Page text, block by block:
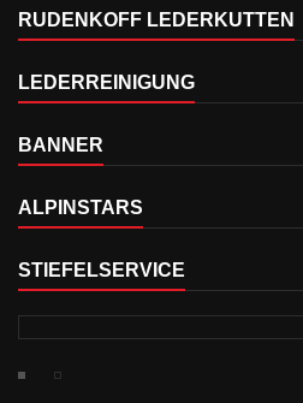
RUDENKOFF LEDERKUTTEN
LEDERREINIGUNG
BANNER
ALPINSTARS
STIEFELSERVICE